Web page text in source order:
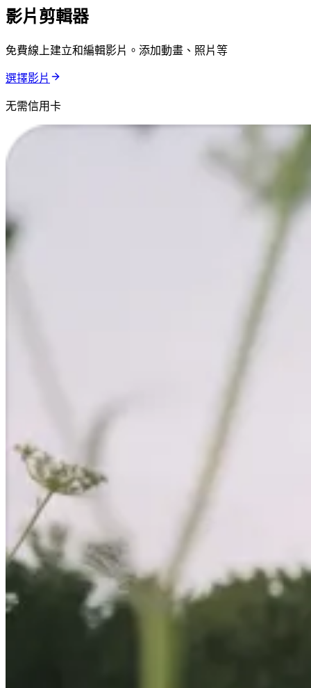
影片剪輯器
免費線上建立和編輯影片。添加動畫、照片等
選擇影片
无需信用卡